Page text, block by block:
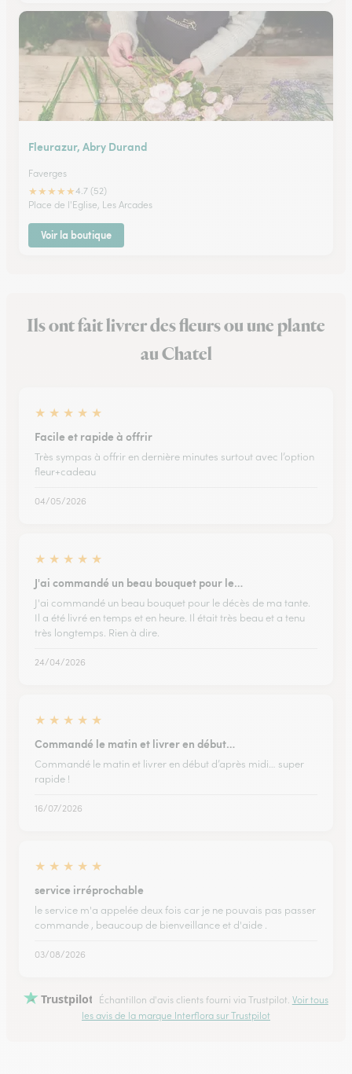
Fleurazur, Abry Durand
Faverges
★★★★★4.7 (52)
Place de l'Eglise, Les Arcades
Voir la boutique
Ils ont fait livrer des fleurs ou une plante
au Chatel
★ ★ ★ ★ ★
Facile et rapide à offrir
Très sympas à offrir en dernière minutes surtout avec l’option
fleur+cadeau
04/05/2026
★ ★ ★ ★ ★
J'ai commandé un beau bouquet pour le…
J'ai commandé un beau bouquet pour le décès de ma tante.
Il a été livré en temps et en heure. Il était très beau et a tenu
très longtemps. Rien à dire.
24/04/2026
★ ★ ★ ★ ★
Commandé le matin et livrer en début…
Commandé le matin et livrer en début d’après midi… super
rapide !
16/07/2026
★ ★ ★ ★ ★
service irréprochable
le service m'a appelée deux fois car je ne pouvais pas passer
commande , beaucoup de bienveillance et d'aide .
03/08/2026
Trustpilot Échantillon d'avis clients fourni via Trustpilot. Voir tous
les avis de la marque Interflora sur Trustpilot